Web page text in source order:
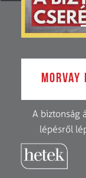
Morvay
A biztonság
lépésről